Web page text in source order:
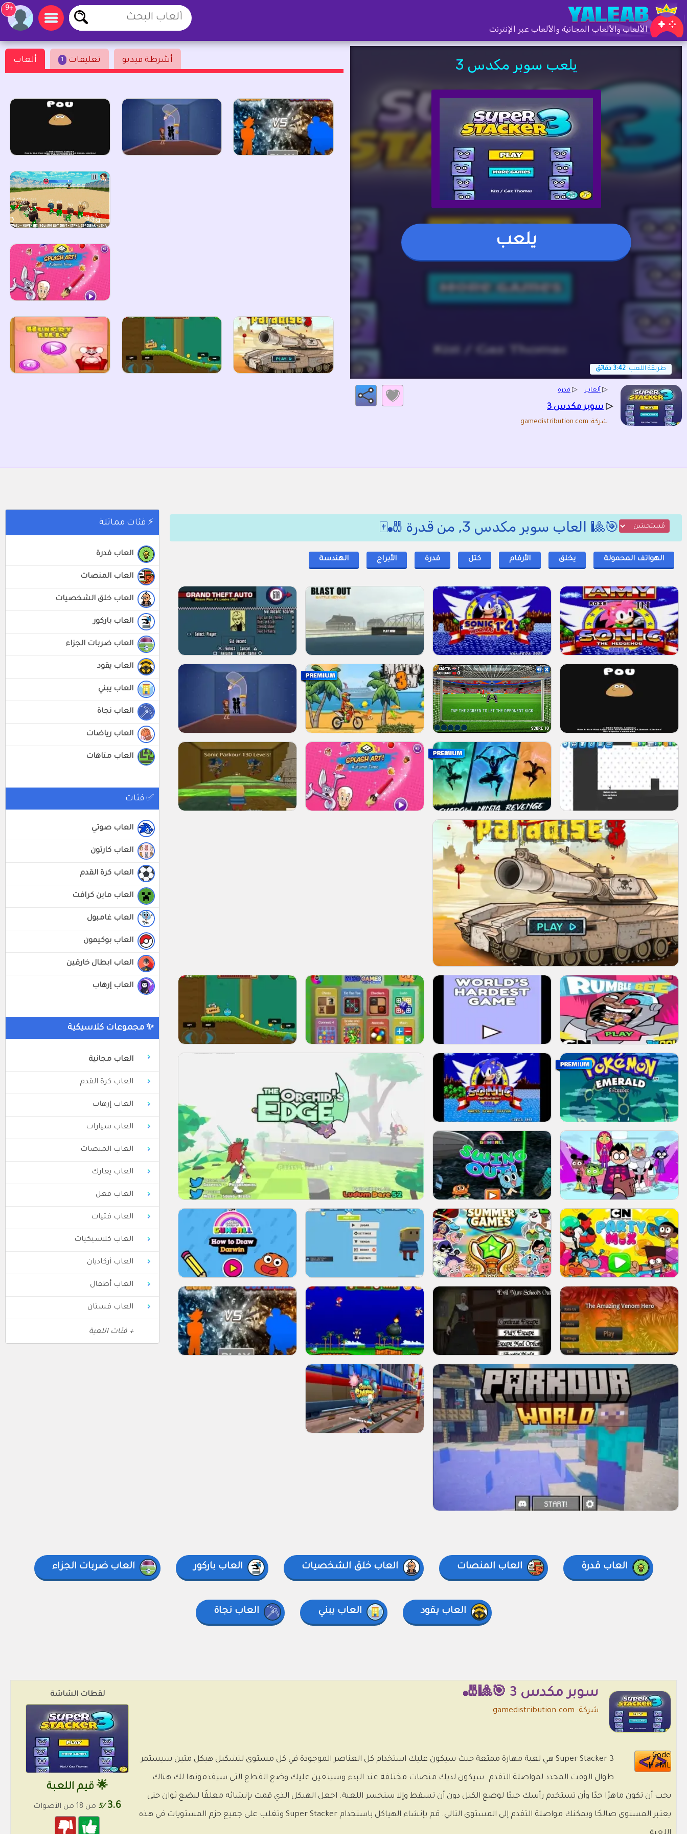
الألعاب والألعاب المجانية والألعاب عبر الإنترنت
+9
يلعب سوبر مكدس 3
يلعب
طريقة اللعب: 3:42 دقائق
▷ ألعاب ▷ قدرة
▷ سوبر مكدس 3
شركة: gamedistribution.com
ألعاب 1 تعليقات أشرطة فيديو
⚡ فئات مماثلة
العاب قدرة
العاب المنصات
العاب خلق الشخصيات
العاب باركور
العاب ضربات الجزاء
العاب يقود
العاب يبني
العاب نجاة
العاب رياضات
العاب متاهات
✅ فئات
العاب صوتي
العاب كارتون
العاب كرة القدم
العاب ماين كرافت
العاب غامبول
العاب بوكيمون
العاب ابطال خارقين
العاب إرهاب
✨ مجموعات كلاسيكية
العاب مجانية
العاب كرة القدم
العاب إرهاب
العاب سيارات
العاب المنصات
العاب يعارك
العاب فعل
العاب فتيات
العاب كلاسيكيات
العاب أركاديان
العاب أطفال
العاب فستان
+ فئات اللعبة
🎯🎱 العاب سوبر مكدس 3, من قدرة 🎳🀄
الهواتف المحمولة يخلق الأرقام كتل قدرة الأبراج الهندسة
العاب قدرة العاب المنصات العاب خلق الشخصيات العاب باركور العاب ضربات الجزاء
العاب يقود العاب يبني العاب نجاة
لقطات الشاشة
🌟 قيم اللعبة
3.6
/5 من 18 من الأصوات
سوبر مكدس 3 🎯🎱🎳
شركة: gamedistribution.com
Code
HTML
Super Stacker 3 هي لعبة مهارة ممتعة حيث سيكون عليك استخدام كل العناصر الموجودة في كل مستوى لتشكيل هيكل متين سيستمر
طوال الوقت المحدد لمواصلة التقدم. سيكون لديك منصات مختلفة عند البدء وسيتعين عليك وضع القطع التي سيقدمونها لك هناك.
يجب أن تكون ماهرًا جدًا وأن تستخدم رأسك جيدًا لوضع الكتل دون أن تسقط وإلا ستخسر اللعبة. اجعل الهيكل الذي قمت بإنشائه معلقًا لبضع ثوان حتى
يعتبر المستوى صالحًا ويمكنك مواصلة التقدم إلى المستوى التالي. قم بإنشاء الهياكل باستخدام Super Stacker وتغلب على جميع حزم المستويات في هذه